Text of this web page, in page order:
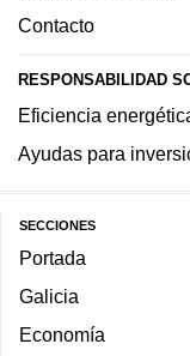
Contacto
RESPONSABILIDAD
Eficiencia
Ayudas para
SECCIONES
Portada
Galicia
Economía